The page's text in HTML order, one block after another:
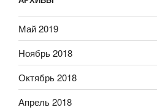
Май 2019
Ноябрь 2018
Октябрь 2018
Апрель 2018